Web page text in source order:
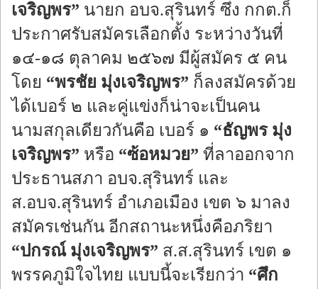
เจริญพร” นายก อบจ.สุรินทร์ ซึ่ง กกต.ก็
ประกาศรับสมัครเลือกตั้ง ระหว่างวันที่
๑๔-๑๘ ตุลาคม ๒๕๖๗ มีผู้สมัคร ๕ คน
โดย “พรชัย มุ่งเจริญพร” ก็ลงสมัครด้วย
ได้เบอร์ ๒ และคู่แข่งก็น่าจะเป็นคน
นามสกุลเดียวกันคือ เบอร์ ๑ “ธัญพร มุ่ง
เจริญพร” หรือ “ซ้อหมวย” ที่ลาออกจาก
ประธานสภา อบจ.สุรินทร์ และ
ส.อบจ.สุรินทร์ อำเภอเมือง เขต ๖ มาลง
สมัครเช่นกัน อีกสถานะหนึ่งคือภริยา
“ปกรณ์ มุ่งเจริญพร” ส.ส.สุรินทร์ เขต ๑
พรรคภูมิใจไทย แบบนี้จะเรียกว่า “ศึก